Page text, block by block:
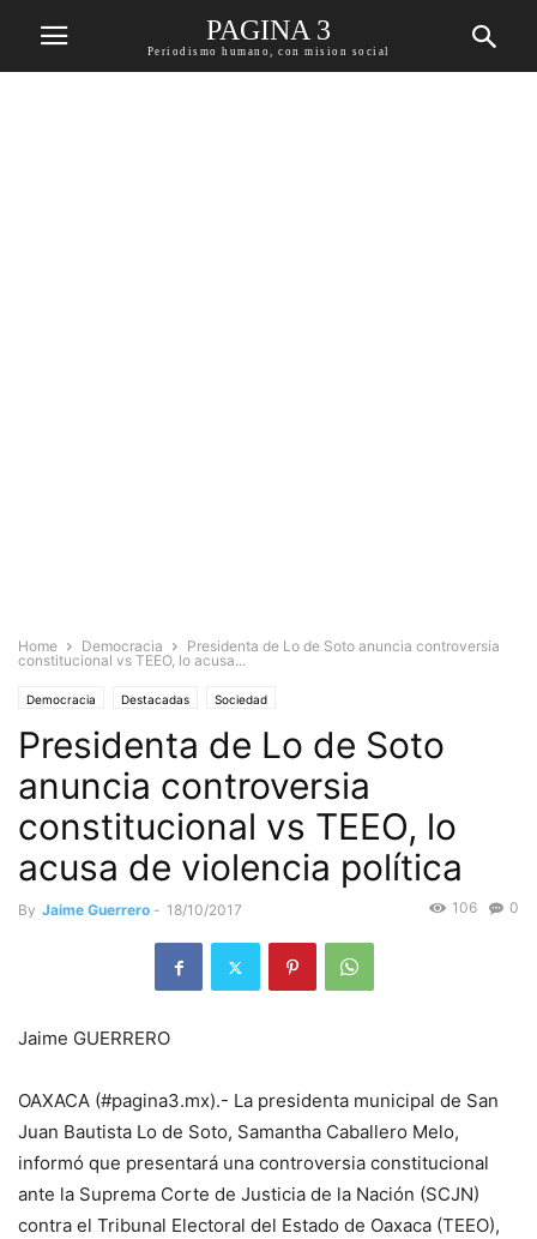
PAGINA 3
Periodismo humano, con mision social
Home Democracia
Presidenta de Lo de Soto anuncia controversia
constitucional vs TEEO, lo acusa...
Democracia Destacadas Sociedad
Presidenta de Lo de Soto
anuncia controversia
constitucional vs TEEO, lo
acusa de violencia política
By Jaime Guerrero - 18/10/2017 0
106
Jaime GUERRERO
OAXACA (#pagina3.mx).- La presidenta municipal de San
Juan Bautista Lo de Soto, Samantha Caballero Melo,
informó que presentará una controversia constitucional
ante la Suprema Corte de Justicia de la Nación (SCJN)
contra el Tribunal Electoral del Estado de Oaxaca (TEEO),